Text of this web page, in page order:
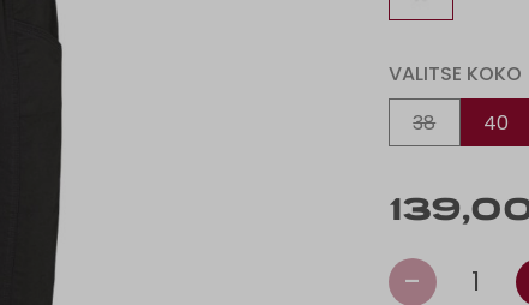
VALITSE KOKO
38
40
- 1